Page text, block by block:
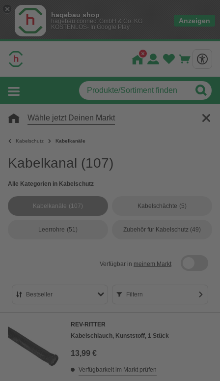
hagebau shop
hagebau connect GmbH & Co. KG
KOSTENLOS- In Google Play
Anzeigen
Wähle jetzt Deinen Markt
Kabelschutz Kabelkanäle
Kabelkanal (107)
Alle Kategorien in Kabelschutz
Kabelkanäle (107) Kabelschächte (5)
Leerrohre (51) Zubehör für Kabelschutz (49)
Verfügbar in meinem Markt
Bestseller
Preis aufsteigend
Preis absteigend
Bewertung
Filtern
REV-RITTER
Kabelschlauch, Kunststoff, 1 Stück
13,99 €
Verfügbarkeit im Markt prüfen